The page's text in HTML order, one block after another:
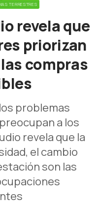
TERRESTRES
revela que
priorizan
compras
problemas
a los
revela que la
el cambio
son las